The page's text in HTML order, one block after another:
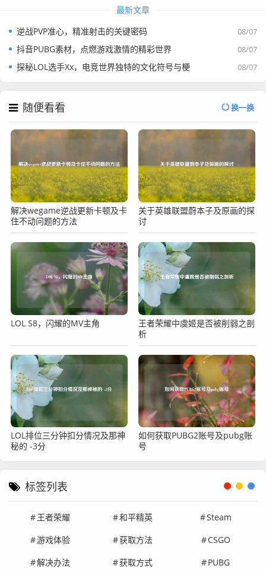
最新文章
08/07
逆战PVP准心，精准射击的关键密码
08/07
抖音PUBG素材，点燃游戏激情的精彩世界
08/07
探秘LOL选手Xx，电竞世界独特的文化符号与梗
随便看看 换一换
解决wegame逆战更新卡顿及卡
住不动问题的方法
关于英雄联盟蔚本子及原画的探
讨
LOL S8，闪耀的MV主角
王者荣耀中虞姬是否被削弱之剖
析
LOL排位三分钟扣分情况及那神
秘的 -3分
如何获取PUBG2账号及pubg账
号
标签列表
王者荣耀 和平精英
Steam
游戏体验
获取方法
CSGO
解决办法
获取方式 PUBG